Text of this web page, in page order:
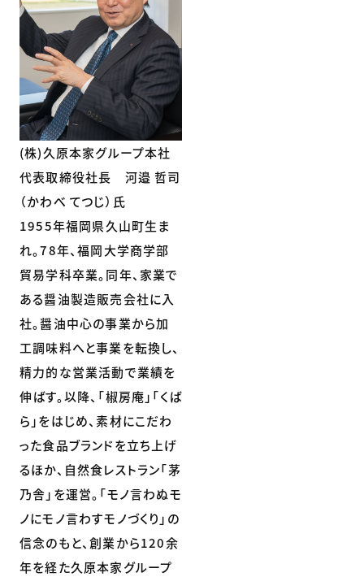
(株)久原本家グループ本社
代表取締役社長 河邉 哲司
（かわべ てつじ）氏
1955年福岡県久山町生ま
れ。78年、福岡大学商学部
貿易学科卒業。同年、家業で
ある醤油製造販売会社に入
社。醤油中心の事業から加
工調味料へと事業を転換し、
精力的な営業活動で業績を
伸ばす。以降、「椒房庵」「くば
ら」をはじめ、素材にこだわ
った食品ブランドを立ち上げ
るほか、自然食レストラン「茅
乃舎」を運営。「モノ言わぬモ
ノにモノ言わすモノづくり」の
信念のもと、創業から120余
年を経た久原本家グループ